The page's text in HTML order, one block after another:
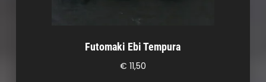
Futomaki Ebi Tempura
€ 11,50